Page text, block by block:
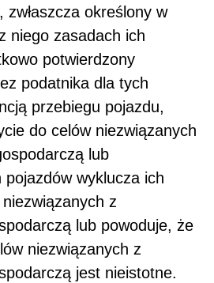
zwłaszcza określony w
niego zasadach ich
potwierdzony
podatnika dla tych
przebiegu pojazdu,
do celów niezwiązanych
lub
pojazdów wyklucza ich
z
lub powoduje, że
niezwiązanych z
jest nieistotne.